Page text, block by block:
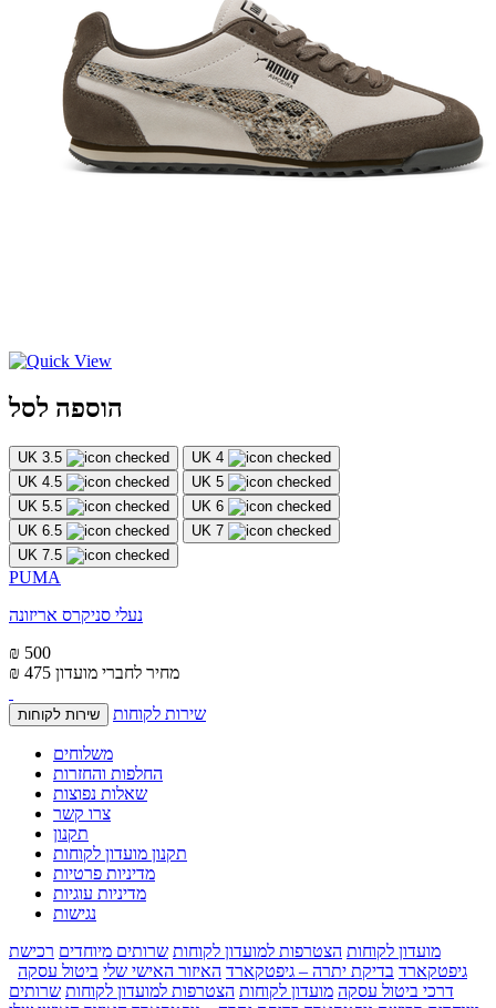
הוספה לסל
UK 3.5
UK 4
UK 4.5
UK 5
UK 5.5
UK 6
UK 6.5
UK 7
UK 7.5
PUMA
נעלי סניקרס אריזונה
₪ 500
₪ 475 מחיר לחברי מועדון
שירות לקוחות שירות לקוחות
משלוחים
החלפות והחזרות
שאלות נפוצות
צרו קשר
תקנון
תקנון מועדון לקוחות
מדיניות פרטיות
מדיניות עוגיות
נגישות
מועדון לקוחות הצטרפות למועדון לקוחות שרותים מיוחדים רכישת
גיפטקארד בדיקת יתרה – גיפטקארד האיזור האישי שלי ביטול עסקה
דרכי ביטול עסקה מועדון לקוחות הצטרפות למועדון לקוחות שרותים